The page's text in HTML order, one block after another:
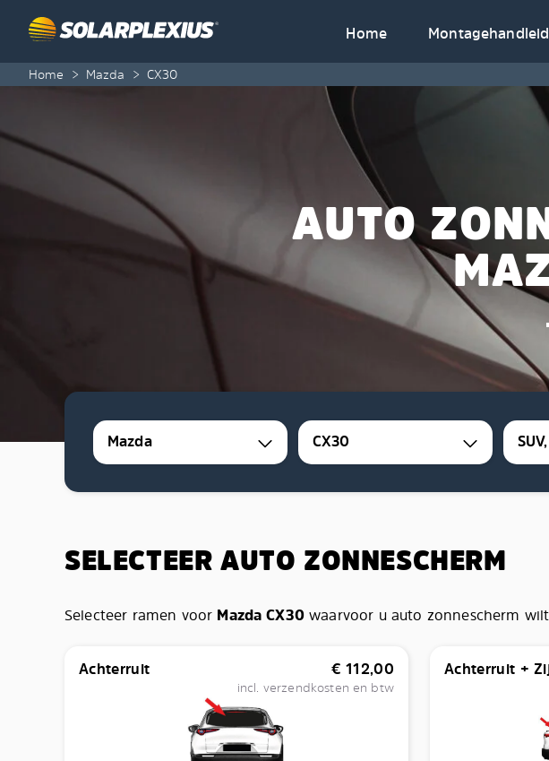
Home
Home > Mazda > CX30
AUTO
Mazda CX30
SELECTEER AUTO ZONNESCHERM
Selecteer ramen voor Mazda CX30waarvoor u auto zonnescherm
Achterruit € 112,00
incl. verzendkosten en btw
Achterruit +